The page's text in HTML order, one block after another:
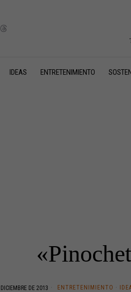
IDEAS ENTRETENIMIENTO
DE 2013 ENTRETENIMIENTO ·